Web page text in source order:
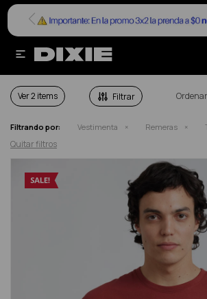

REMERAS EN SALE
Ver
Filtrando por: Vestimenta Remeras
Quitar filtros